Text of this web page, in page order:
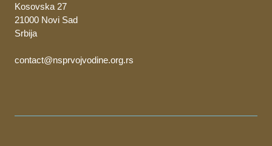
Kosovska 27
21000 Novi Sad
Srbija
contact@nsprvojvodine.org.rs